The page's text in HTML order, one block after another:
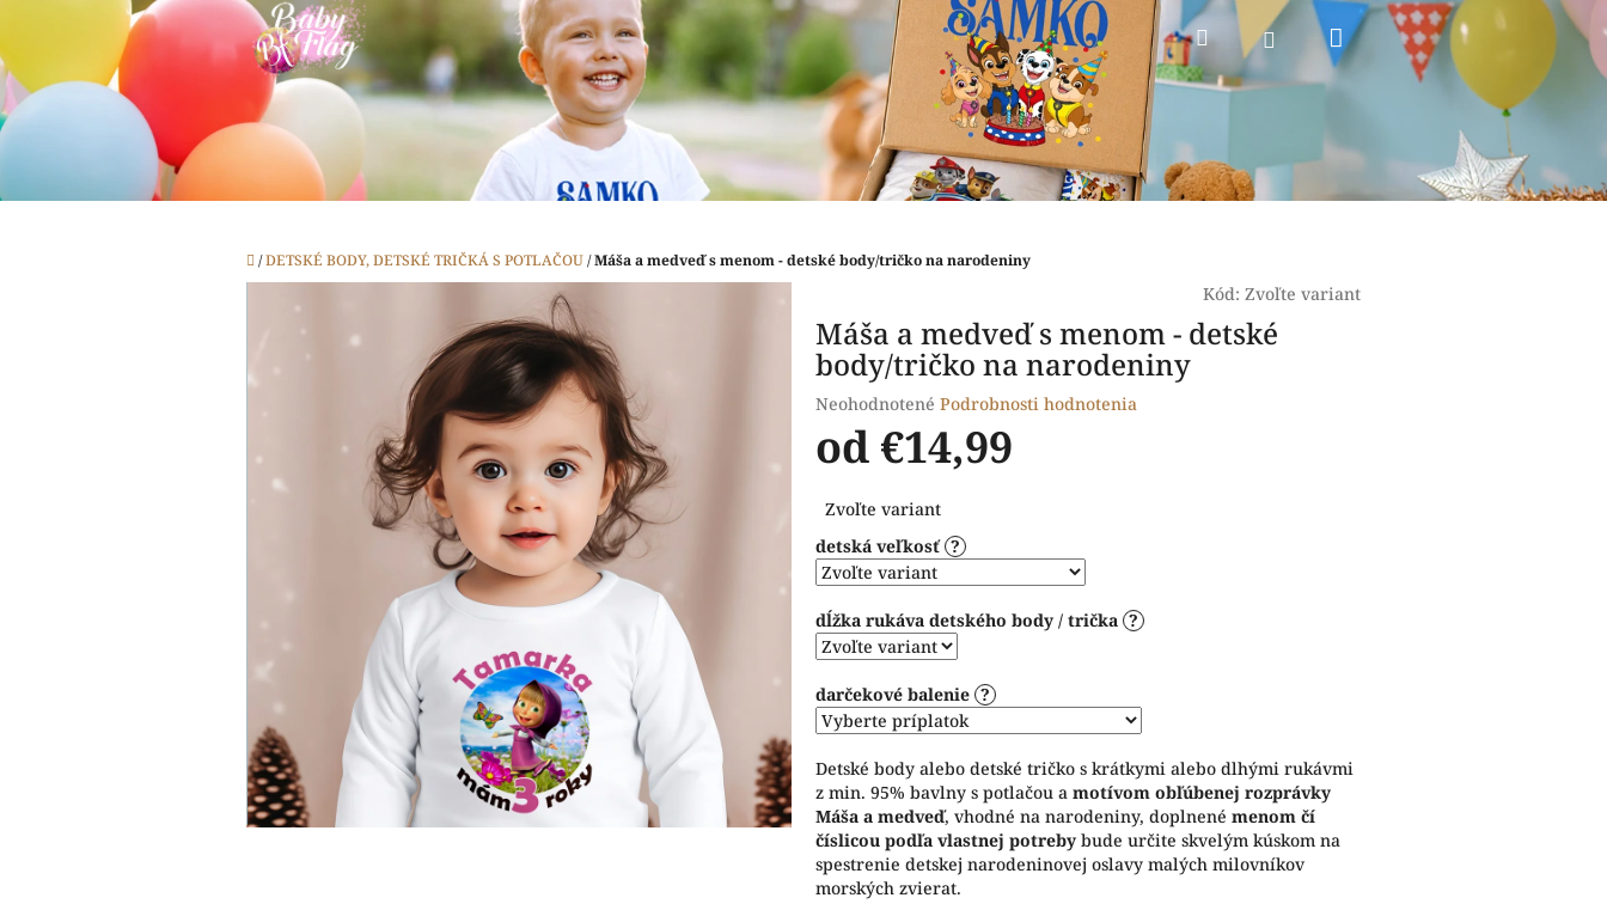
obsah
HľadaťPrihlásenieNákupný
Domov
/DETSKÉ BODY, DETSKÉ TRIČKÁ S POTLAČOU/Máša a medveď s menom - detské body/tričko na narodeniny
Kód: Zvoľte variant
Máša a medveď s menom - detské
body/tričko na narodeniny
Priemerné
hodnotenie
produktu
0,0
5
hviezdičiek.
Neohodnotené Podrobnosti hodnotenia
od €14,99
cena:
Zvoľte variant
detská veľkosť ?
dĺžka rukáva detského body / trička ?
darčekové balenie ?
Detské body alebo detské tričko s krátkymi alebo dlhými rukávmi
z min. 95% bavlny s potlačou a motívom obľúbenej rozprávky
Máša a medveď, vhodné na narodeniny, doplnené menom čí
číslicou podľa vlastnej potreby bude určite skvelým kúskom na
spestrenie detskej narodeninovej oslavy malých milovníkov
morských zvierat.